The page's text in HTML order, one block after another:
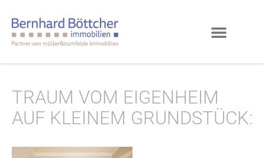
TRAUM VOM EIGENHEIM
AUF KLEINEM GRUNDSTÜCK: